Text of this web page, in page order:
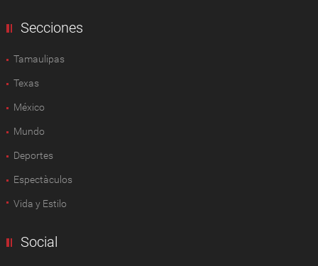
Secciones
Tamaulipas
Texas
México
Mundo
Deportes
Espectàculos
Vida y Estilo
Social